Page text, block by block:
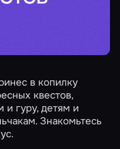
в копилку
квестов,
и гуру, детям и
Знакомьтесь